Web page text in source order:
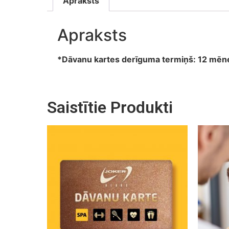
Apraksts
*Dāvanu kartes derīguma termiņš: 12
Saistītie Produkti